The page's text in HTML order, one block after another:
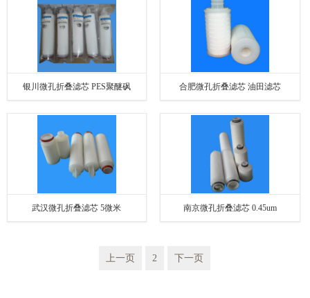
银川微孔折叠滤芯 PES聚醚砜 合肥微孔折叠滤芯 油田滤芯
武汉微孔折叠滤芯 5微米 南京微孔折叠滤芯 0.45um
上一页 2 下一页